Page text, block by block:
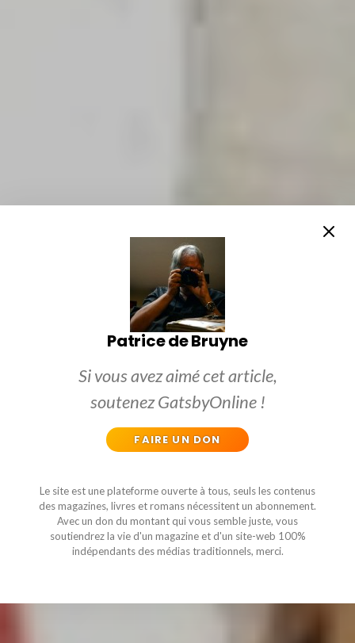
Patrice de Bruyne
Si vous avez aimé cet article,
soutenez GatsbyOnline !
FAIRE UN DON
Le site est une plateforme ouverte à tous, seuls les contenus
des magazines, livres et romans nécessitent un abonnement.
Avec un don du montant qui vous semble juste, vous
soutiendrez la vie d'un magazine et d'un site-web 100%
indépendants des médias traditionnels, merci.